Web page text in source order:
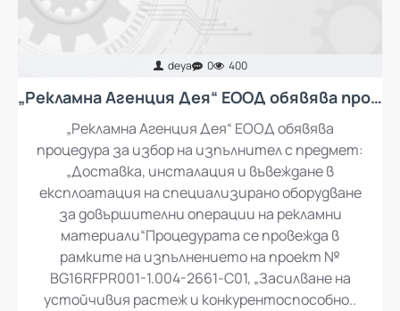
deya 0 400
„Рекламна Агенция Дея“ ЕООД обявява процедура за избор на изпълнител с предмет: „Доставка, инсталация и въвеждане в експлоатация на специализирано оборудване за довършителни операции на рекламни материали“
„Рекламна Агенция Дея“ ЕООД обявява
процедура за избор на изпълнител с предмет:
„Доставка, инсталация и въвеждане в
експлоатация на специализирано оборудване
за довършителни операции на рекламни
материали“Процедурата се провежда в
рамките на изпълнението на проект №
BG16RFPR001-1.004-2661-C01, „Засилване на
устойчивия растеж и конкурентоспособно..